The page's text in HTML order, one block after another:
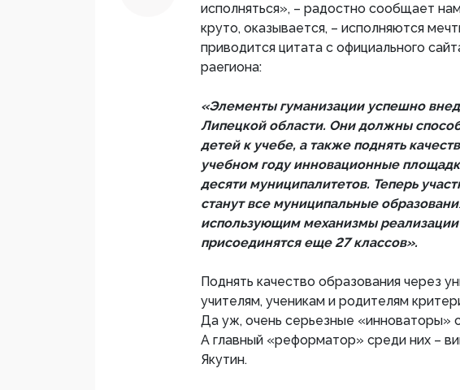
исполняться», – радостно сообщает
круто, оказывается, – исполняются
приводится цитата с официального
раегиона:
«Элементы гуманизации успешно
Липецкой области. Они должны
детей к учебе, а также поднять
учебном году инновационные
десяти муниципалитетов. Теперь
станут все муниципальные
использующим механизмы реализации
присоединятся еще 27 классов».
Поднять качество образования через
учителям, ученикам и родителям
Да уж, очень серьезные «инноваторы»
А главный «реформатор» среди них –
Якутин.